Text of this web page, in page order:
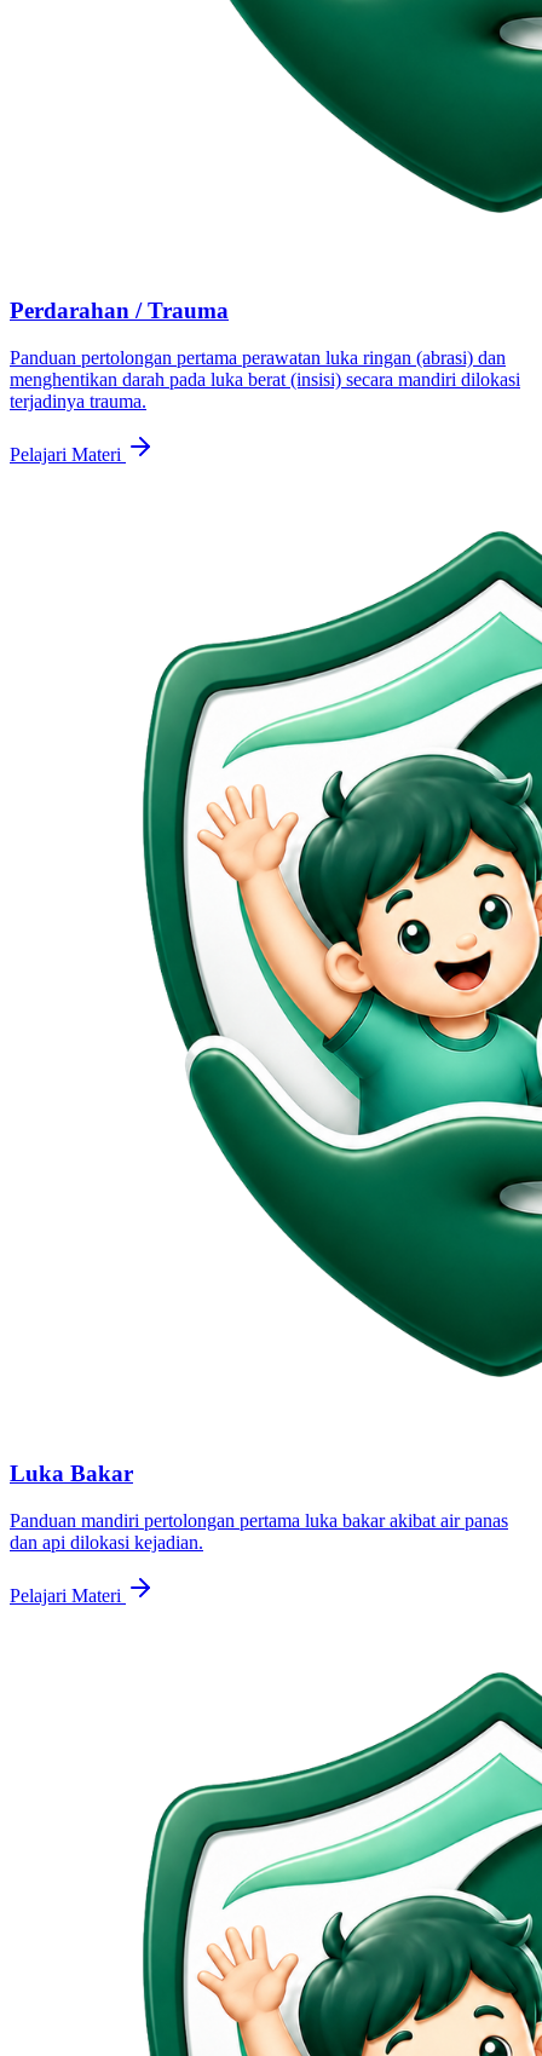
Perdarahan / Trauma
Panduan pertolongan pertama perawatan luka ringan (abrasi) dan
menghentikan darah pada luka berat (insisi) secara mandiri dilokasi
terjadinya trauma.
Pelajari Materi
Luka Bakar
Panduan mandiri pertolongan pertama luka bakar akibat air panas
dan api dilokasi kejadian.
Pelajari Materi